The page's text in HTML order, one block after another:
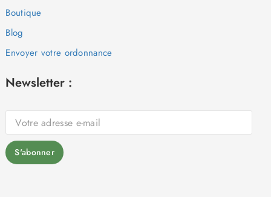
Boutique
Blog
Envoyer votre ordonnance
Newsletter :